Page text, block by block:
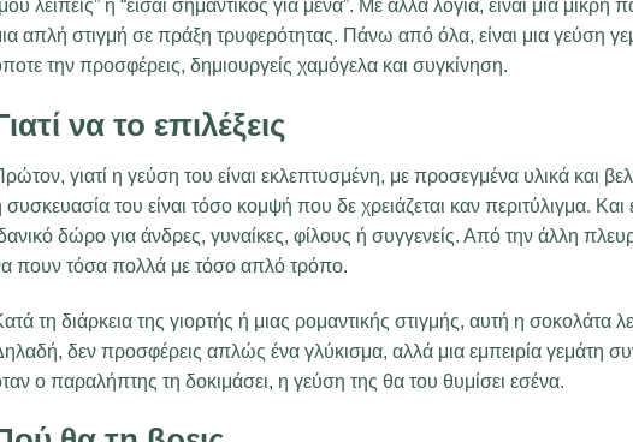
λείπεις” ή “είσαι σημαντικός για μένα”. Με άλλα λόγια, είναι μια μικρή
απλή στιγμή σε πράξη τρυφερότητας. Πάνω από όλα, είναι μια γεύση
την προσφέρεις, δημιουργείς χαμόγελα και συγκίνηση.
να το επιλέξεις
γιατί η γεύση του είναι εκλεπτυσμένη, με προσεγμένα υλικά και
συσκευασία του είναι τόσο κομψή που δε χρειάζεται καν περιτύλιγμα. Και
δώρο για άνδρες, γυναίκες, φίλους ή συγγενείς. Από την άλλη
πουν τόσα πολλά με τόσο απλό τρόπο.
τη διάρκεια της γιορτής ή μιας ρομαντικής στιγμής, αυτή η σοκολάτα
δεν προσφέρεις απλώς ένα γλύκισμα, αλλά μια εμπειρία γεμάτη
ο παραλήπτης τη δοκιμάσει, η γεύση της θα του θυμίσει εσένα.